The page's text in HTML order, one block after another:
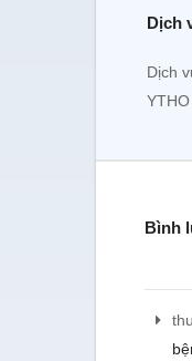
Dịch
Dịch
Bình